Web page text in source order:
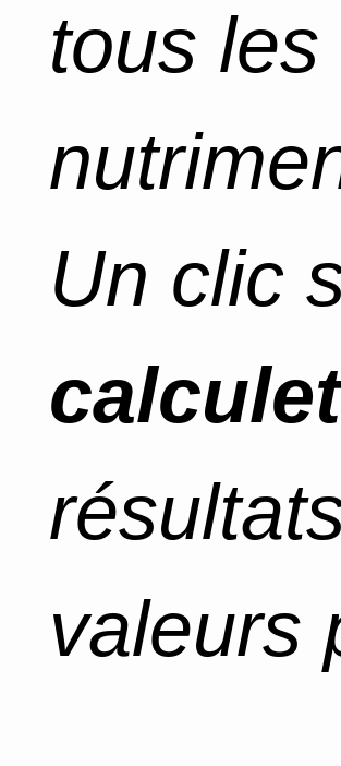
tous
Un clic
valeurs